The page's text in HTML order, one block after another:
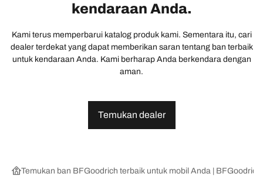
kendaraan Anda.
Kami terus memperbarui katalog produk kami. Sementara itu, cari
dealer terdekat yang dapat memberikan saran tentang ban terbaik
untuk kendaraan Anda. Kami berharap Anda berkendara dengan
aman.
Temukan dealer
Temukan ban BFGoodrich terbaik untuk mobil Anda |